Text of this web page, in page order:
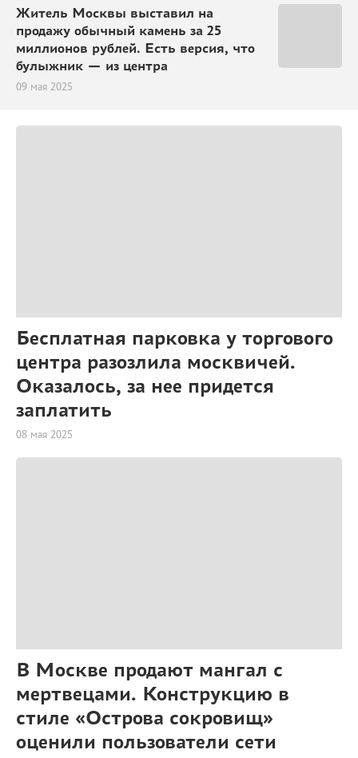
Житель Москвы выставил на
продажу обычный камень за 25
миллионов рублей. Есть версия, что
булыжник — из центра
09 мая 2025
Бесплатная парковка у торгового
центра разозлила москвичей.
Оказалось, за нее придется
заплатить
08 мая 2025
В Москве продают мангал с
мертвецами. Конструкцию в
стиле «Острова сокровищ»
оценили пользователи сети